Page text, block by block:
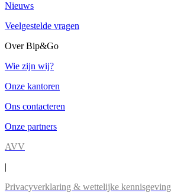
Nieuws
Veelgestelde vragen
Over Bip&Go
Wie zijn wij?
Onze kantoren
Ons contacteren
Onze partners
AVV
|
Privacyverklaring & wettelijke kennisgeving